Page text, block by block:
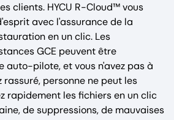
clients. HYCU R-Cloud™ vous
avec l'assurance de la
en un clic. Les
GCE peuvent être
auto-pilote, et vous n'avez pas à
rassuré, personne ne peut les
rapidement les fichiers en un clic
de suppressions, de mauvaises